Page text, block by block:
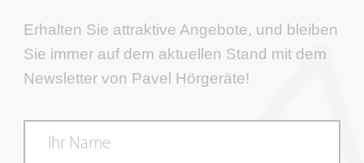
Erhalten Sie attraktive Angebote, und bleiben
Sie immer auf dem aktuellen Stand mit dem
Newsletter von Pavel Hörgeräte!